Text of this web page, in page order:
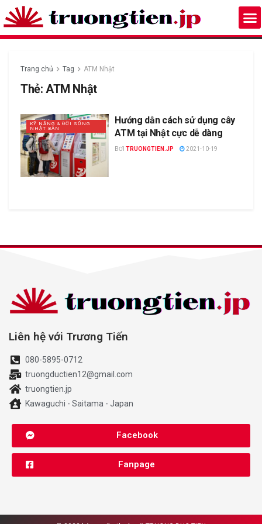
Trang chủ Tag ATM Nhật
Thẻ:ATM Nhật
KỸ NĂNG & ĐỜI SỐNG
NHẬT BẢN
Hướng dẫn cách sử dụng cây
ATM tại Nhật cực dễ dàng
BƠI TRUONGTIEN.JP 2021-10-19
Liên hệ với Trương Tiến
080-5895-0712
truongductien12@gmail.com
truongtien.jp
Kawaguchi - Saitama - Japan
Facebook
Fanpage